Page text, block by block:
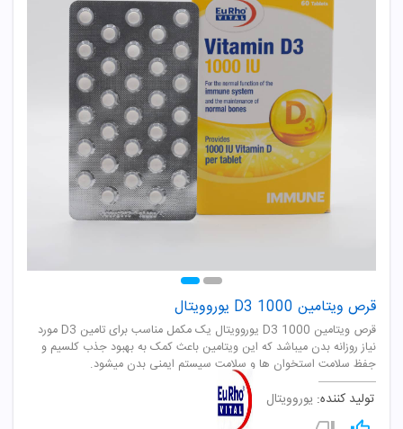
قرص ویتامین D3 1000 یوروویتال
قرص ویتامین D3 1000 یوروویتال یک مکمل مناسب برای تامین D3 مورد
نیاز روزانه بدن میباشد که این ویتامین باعث کمک به بهبود جذب کلسیم و
جفظ سلامت استخوان ها و سلامت سیستم ایمنی بدن میشود.
تولید کننده: یوروویتال